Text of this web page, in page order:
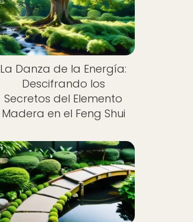
La Danza de la Energía:
Descifrando los
Secretos del Elemento
Madera en el Feng Shui